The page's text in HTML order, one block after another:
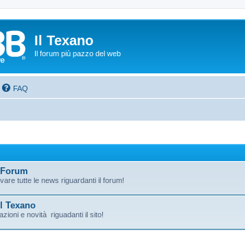
Il Texano
Il forum più pazzo del web
FAQ
tutte le news riguardanti il forum!
Texano
e novità riguadanti il sito!